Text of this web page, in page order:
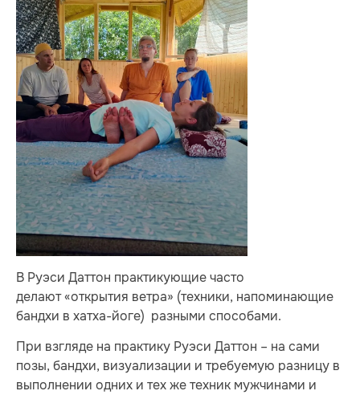
В Руэси Даттон практикующие часто
делают «открытия ветра» (техники, напоминающие
бандхи в хатха-йоге) разными способами.
При взгляде на практику Руэси Даттон – на сами
позы, бандхи, визуализации и требуемую разницу в
выполнении одних и тех же техник мужчинами и